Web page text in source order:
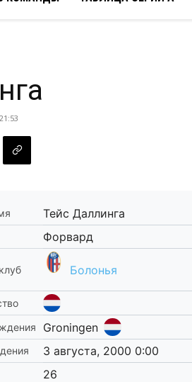
Тейс Даллинга
Форвард
Болонья
Groningen
3 августа, 2000 0:00
26